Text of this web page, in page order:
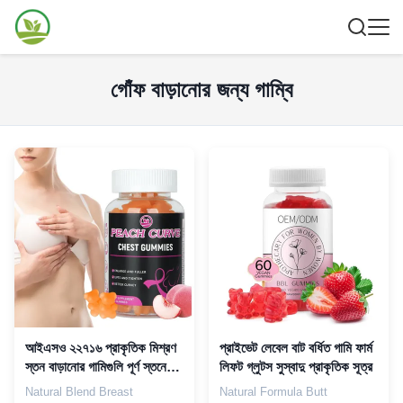
গোঁফ বাড়ানোর জন্য গাম্বি
আইএসও ২২৭১৬ প্রাকৃতিক মিশ্রণ
স্তন বাড়ানোর গামিগুলি পূর্ণ স্তনের
জন্য ভলিউম বাড়ায়
Natural Blend Breast
প্রাইভেট লেবেল বাট বর্ধিত গামি ফার্ম
লিফট গ্লুটস সুস্বাদু প্রাকৃতিক সূত্র
Natural Formula Butt